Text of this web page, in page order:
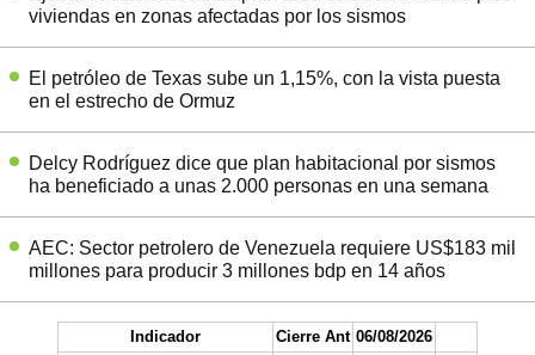
viviendas en zonas afectadas por los sismos
El petróleo de Texas sube un 1,15%, con la vista puesta
en el estrecho de Ormuz
Delcy Rodríguez dice que plan habitacional por sismos
ha beneficiado a unas 2.000 personas en una semana
AEC: Sector petrolero de Venezuela requiere US$183 mil
millones para producir 3 millones bdp en 14 años
Indicador Cierre Ant 06/08/2026